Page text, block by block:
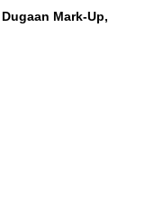
Mark-Up,